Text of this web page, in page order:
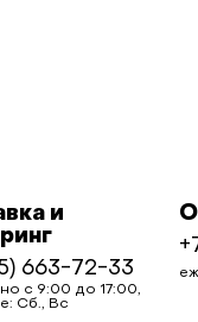
и
663-72-33
с 9:00 до 17:00,
Сб., Вс